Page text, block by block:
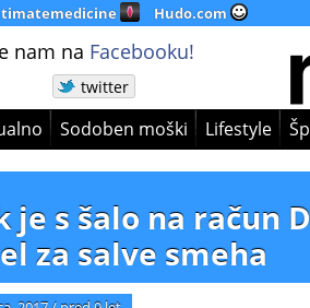
Hudo.com
nam na Facebooku!
twitter
Sodoben moški Lifestyle
je s šalo na račun
za salve smeha